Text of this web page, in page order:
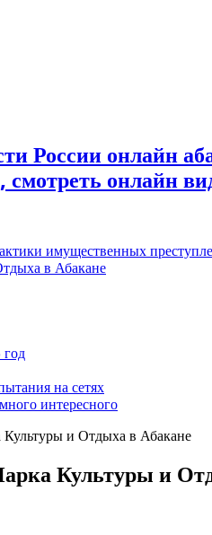
смотреть онлайн
имущественных
в Абакане
год
на сетях
интересного
и Отдыха в Абакане
Культуры и